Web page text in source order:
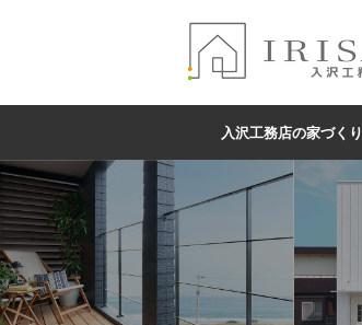
入沢工務店の家づくり